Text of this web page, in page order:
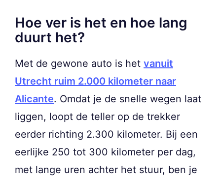
Hoe ver is het en hoe lang
duurt het?
Met de gewone auto is het vanuit
Utrecht ruim 2.000 kilometer naar
Alicante. Omdat je de snelle wegen laat
liggen, loopt de teller op de trekker
eerder richting 2.300 kilometer. Bij een
eerlijke 250 tot 300 kilometer per dag,
met lange uren achter het stuur, ben je